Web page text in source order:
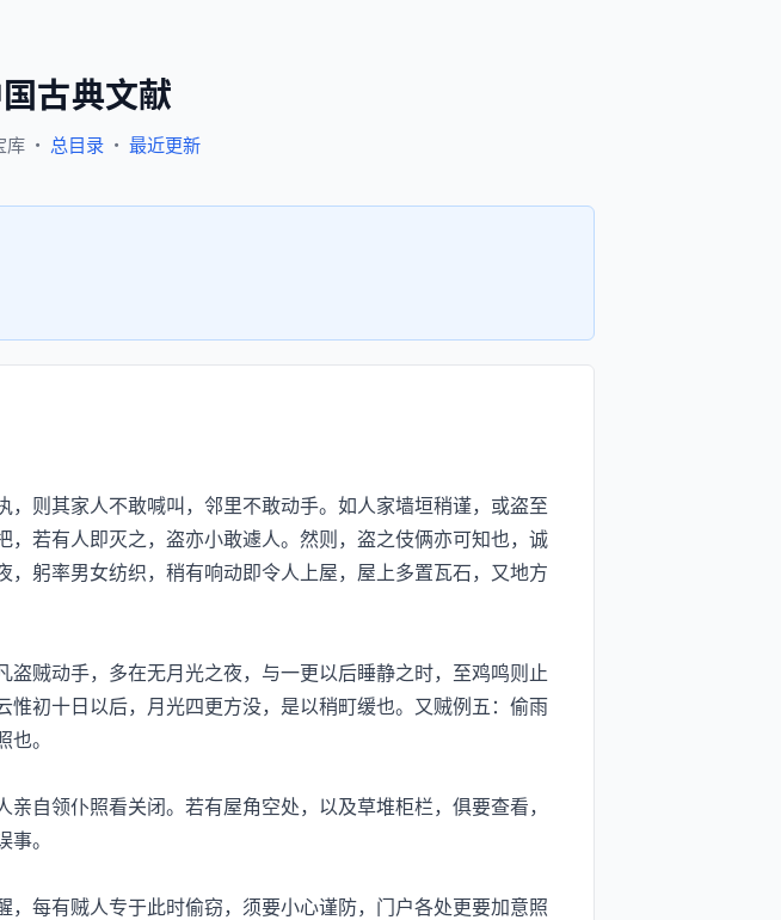
古典文献
库 · 总目录 · 最近更新
则其家人不敢喊叫，邻里不敢动手。如人家墙垣稍谨，或盗至
若有人即灭之，盗亦小敢遽人。然则，盗之伎俩亦可知也，诚
躬率男女纺织，稍有响动即令人上屋，屋上多置瓦石，又地方
动手，多在无月光之夜，与一更以后睡静之时，至鸡鸣则止
初十日以后，月光四更方没，是以稍町缓也。又贼例五：偷雨
。
领仆照看关闭。若有屋角空处，以及草堆柜栏，俱要查看，
。
每有贼人专于此时偷窃，须要小心谨防，门户各处更要加意照